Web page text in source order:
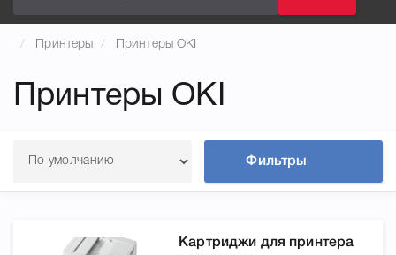
Принтеры Принтеры OKI
Принтеры OKI
Фильтры
Картриджи для принтера